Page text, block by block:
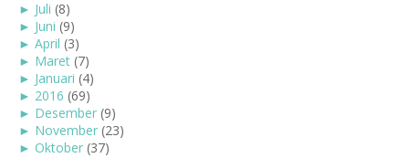
► Juli (8)
► Juni (9)
► April (3)
► Maret (7)
► Januari (4)
► 2016 (69)
► Desember (9)
► November (23)
► Oktober (37)